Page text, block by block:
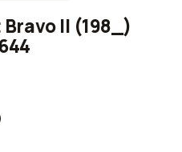
II (198_)